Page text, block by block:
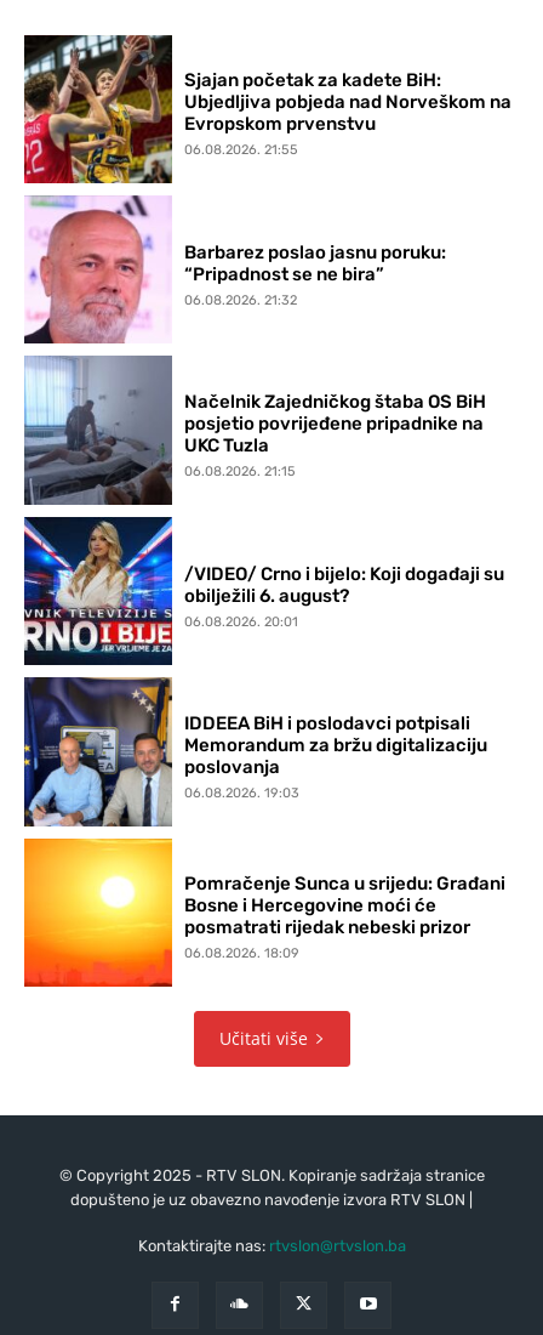
Sjajan početak za kadete BiH:
Ubjedljiva pobjeda nad Norveškom na
Evropskom prvenstvu
06.08.2026. 21:55
Barbarez poslao jasnu poruku:
“Pripadnost se ne bira”
06.08.2026. 21:32
Načelnik Zajedničkog štaba OS BiH
posjetio povrijeđene pripadnike na
UKC Tuzla
06.08.2026. 21:15
/VIDEO/ Crno i bijelo: Koji događaji su
obilježili 6. august?
06.08.2026. 20:01
IDDEEA BiH i poslodavci potpisali
Memorandum za bržu digitalizaciju
poslovanja
06.08.2026. 19:03
Pomračenje Sunca u srijedu: Građani
Bosne i Hercegovine moći će
posmatrati rijedak nebeski prizor
06.08.2026. 18:09
Učitati više
© Copyright 2025 - RTV SLON. Kopiranje sadržaja stranice
dopušteno je uz obavezno navođenje izvora RTV SLON |
Kontaktirajte nas: rtvslon@rtvslon.ba